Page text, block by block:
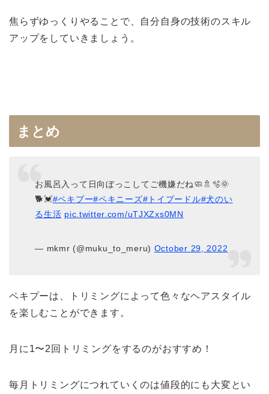
焦らずゆっくりやることで、自分自身の技術のスキル
アップをしていきましょう。
まとめ
お風呂入って日向ぼっこしてご機嫌だね🧼🚿🫧🌞
🐕💓#ペキプー#ペキニーズ#トイプードル#犬のい
る生活 pic.twitter.com/uTJXZxs0MN
— mkmr (@muku_to_meru) October 29, 2022
ペキプーは、トリミングによって色々なヘアスタイル
を楽しむことができます。
月に1〜2回トリミングをするのがおすすめ！
毎月トリミングにつれていくのは値段的にも大変とい